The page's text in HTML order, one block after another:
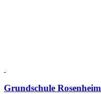
Grundschule Rosenheim